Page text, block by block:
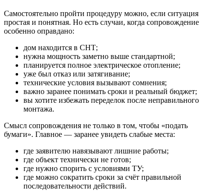
Самостоятельно пройти процедуру можно, если ситуация
простая и понятная. Но есть случаи, когда сопровождение
особенно оправдано:
дом находится в СНТ;
нужна мощность заметно выше стандартной;
планируется полное электрическое отопление;
уже был отказ или затягивание;
технические условия вызывают сомнения;
важно заранее понимать сроки и реальный бюджет;
вы хотите избежать переделок после неправильного
монтажа.
Смысл сопровождения не только в том, чтобы «подать
бумаги». Главное — заранее увидеть слабые места:
где заявителю навязывают лишние работы;
где объект технически не готов;
где нужно спорить с условиями ТУ;
где можно сократить сроки за счёт правильной
последовательности действий.